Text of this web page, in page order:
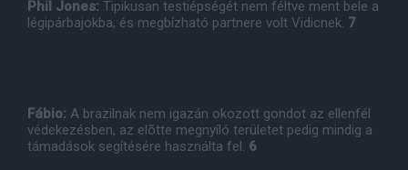
Phil Jones: Tipikusan testiépségét nem féltve ment bele a
légipárbajokba, és megbízható partnere volt Vidicnek. 7
Fábio: A brazilnak nem igazán okozott gondot az ellenfél
védekezésben, az elõtte megnyíló területet pedig mindig a
támadások segítésére használta fel. 6